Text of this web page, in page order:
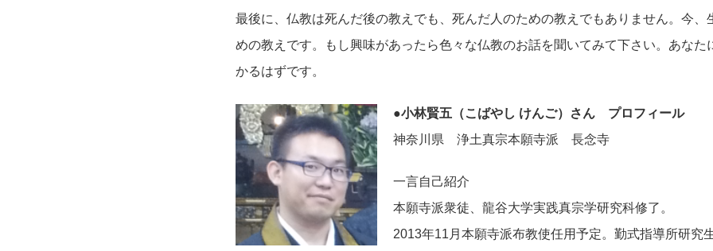
最後に、仏教は死んだ後の教えでも、死んだ人のための教えでもありません。今、
めの教えです。もし興味があったら色々な仏教のお話を聞いてみて下さい。あなた
かるはずです。
●小林賢五（こばやし けんご）さん プロフィール
神奈川県 浄土真宗本願寺派 長念寺
一言自己紹介
本願寺派衆徒、龍谷大学実践真宗学研究科修了。
2013年11月本願寺派布教使任用予定。勤式指導所研究生